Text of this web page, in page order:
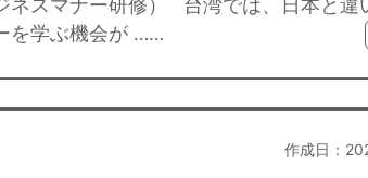
スマナー研修） 台湾では、日本と違
を学ぶ機会が ……
作成日：